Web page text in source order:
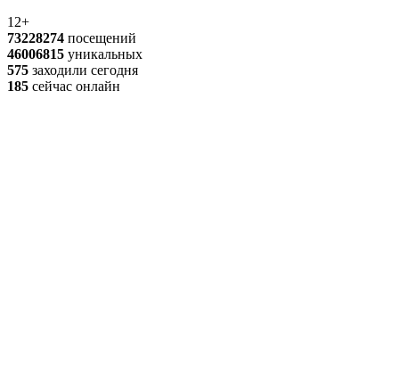
12+
73228274 посещений
46006815 уникальных
575 заходили сегодня
185 сейчас онлайн